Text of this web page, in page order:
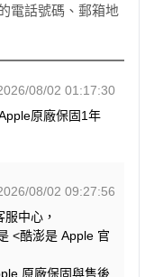
電話號碼、郵箱地
08/02 01:17:30
原廠保固1年
08/02 09:27:56
中心，
<酷澎是 Apple 官
原廠保固與售後